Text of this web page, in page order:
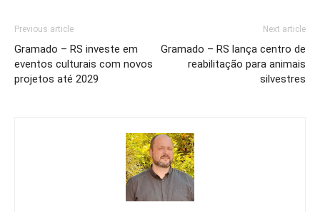
Previous article
Gramado – RS investe em
eventos culturais com novos
projetos até 2029
Next article
Gramado – RS lança centro de
reabilitação para animais
silvestres